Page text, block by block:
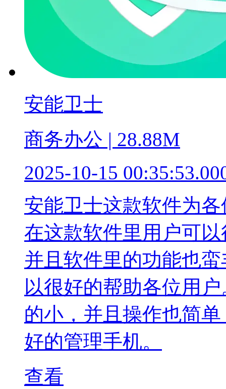
安能卫士
商务办公 | 28.88M
2025-10-15
安能卫士这款软件为
在这款软件里用户可
并且软件里的功能也
以很好的帮助各位用
的小，并且操作也简
好的管理手机。
查看